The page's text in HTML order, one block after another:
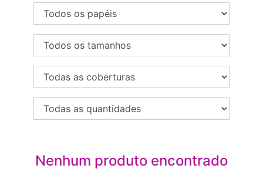
Nenhum produto encontrado